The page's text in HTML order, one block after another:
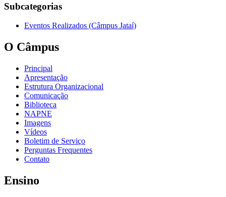
Subcategorias
Eventos Realizados (Câmpus Jataí)
O Câmpus
Principal
Apresentação
Estrutura Organizacional
Comunicação
Biblioteca
NAPNE
Imagens
Vídeos
Boletim de Serviço
Perguntas Frequentes
Contato
Ensino